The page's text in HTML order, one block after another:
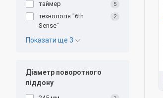
таймер 5
технологія "6th
Sense"
2
Показати ще 3
Діаметр поворотного
піддону